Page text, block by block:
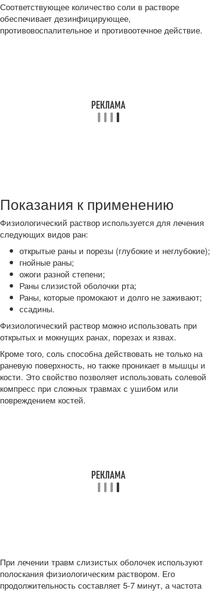
Соответствующее количество соли в растворе
обеспечивает дезинфицирующее,
противовоспалительное и противоотечное действие.
Показания к применению
Физиологический раствор используется для лечения
следующих видов ран:
открытые раны и порезы (глубокие и неглубокие);
гнойные раны;
ожоги разной степени;
Раны слизистой оболочки рта;
Раны, которые промокают и долго не заживают;
ссадины.
Физиологический раствор можно использовать при
открытых и мокнущих ранах, порезах и язвах.
Кроме того, соль способна действовать не только на
раневую поверхность, но также проникает в мышцы и
кости. Это свойство позволяет использовать солевой
компресс при сложных травмах с ушибом или
повреждением костей.
При лечении травм слизистых оболочек используют
полоскания физиологическим раствором. Его
продолжительность составляет 5-7 минут, а частота